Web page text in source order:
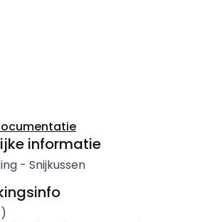
informatie
- Snijkussen